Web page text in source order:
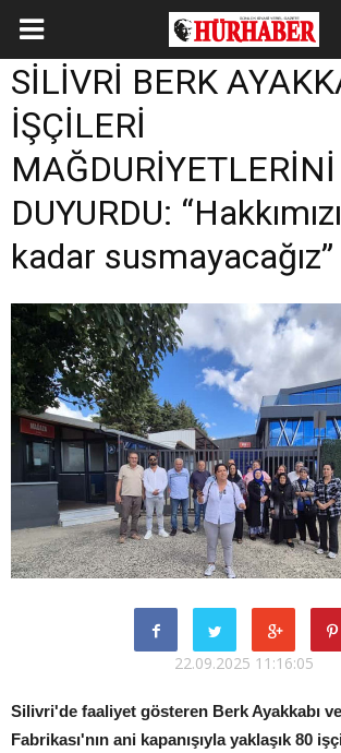
SİLİVRİ BERK
İŞÇİLERİ
MAĞDURİYETLERİNİ
DUYURDU:
kadar susmayacağız”
22.09.2025 11:16:05
Silivri'de faaliyet gösteren Berk Ayakkabı
Fabrikası'nın ani kapanışıyla yaklaşık 80